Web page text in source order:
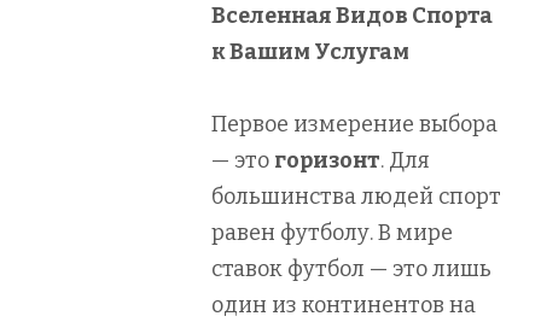
Вселенная Видов Спорта
к Вашим Услугам
Первое измерение выбора
— это горизонт. Для
большинства людей спорт
равен футболу. В мире
ставок футбол — это лишь
один из континентов на